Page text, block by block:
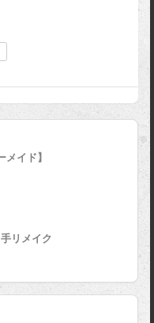
イド】
リメイク